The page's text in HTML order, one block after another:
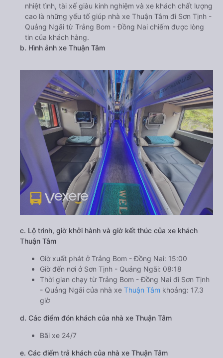
nhiệt tình, tài xế giàu kinh nghiệm và xe khách chất lượng
cao là những yếu tố giúp nhà xe Thuận Tâm đi Sơn Tịnh -
Quảng Ngãi từ Trảng Bom - Đồng Nai chiếm được lòng
tin của khách hàng.
b. Hình ảnh xe Thuận Tâm
c. Lộ trình, giờ khởi hành và giờ kết thúc của xe khách
Thuận Tâm
Giờ xuất phát ở Trảng Bom - Đồng Nai: 15:00
Giờ đến nơi ở Sơn Tịnh - Quảng Ngãi: 08:18
Thời gian chạy từ Trảng Bom - Đồng Nai đi Sơn Tịnh
- Quảng Ngãi của nhà xe Thuận Tâm khoảng: 17.3
giờ
d. Các điểm đón khách của nhà xe Thuận Tâm
Bãi xe 24/7
e. Các điểm trả khách của nhà xe Thuận Tâm